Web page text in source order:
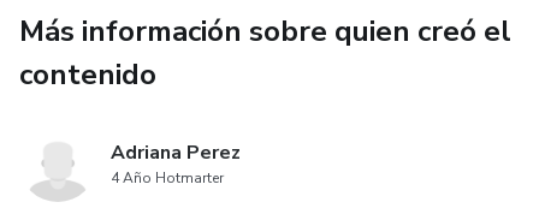
Más información sobre quien creó el
contenido
Adriana Perez
4 Año Hotmarter